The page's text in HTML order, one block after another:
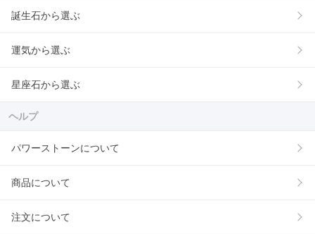
誕生石から選ぶ
運気から選ぶ
星座石から選ぶ
ヘルプ
パワーストーンについて
商品について
注文について